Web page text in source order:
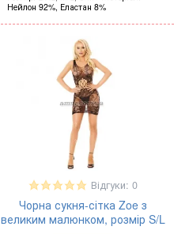
Нейлон 92%, Еластан 8%
Відгуки: 0
Чорна сукня-сітка Zoe з
великим малюнком, розмір S/L